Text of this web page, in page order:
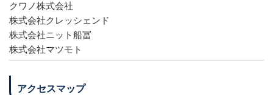
クワノ株式会社
株式会社クレッシェンド
株式会社ニット船冨
株式会社マツモト
アクセスマップ